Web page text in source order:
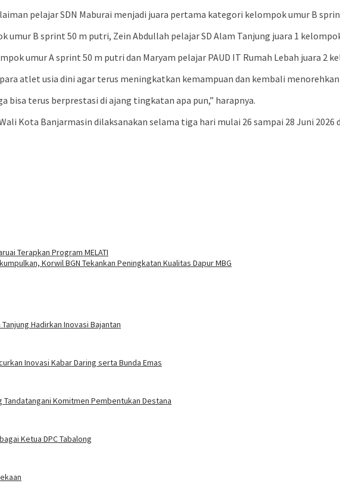
pelajar SDN Maburai menjadi juara pertama kategori kelompok umur B
umur B sprint 50 m putri, Zein Abdullah pelajar SD Alam Tanjung juara 1
umur A sprint 50 m putri dan Maryam pelajar PAUD IT Rumah Lebah juara 2
atlet usia dini agar terus meningkatkan kemampuan dan kembali
bisa terus berprestasi di ajang tingkatan apa pun,” harapnya.
Kota Banjarmasin dilaksanakan selama tiga hari mulai 26 sampai 28 Juni 2026
Terapkan Program MELATI
Korwil BGN Tekankan Peningkatan Kualitas Dapur MBG
Hadirkan Inovasi Bajantan
Inovasi Kabar Daring serta Bunda Emas
Komitmen Pembentukan Destana
Ketua DPC Tabalong